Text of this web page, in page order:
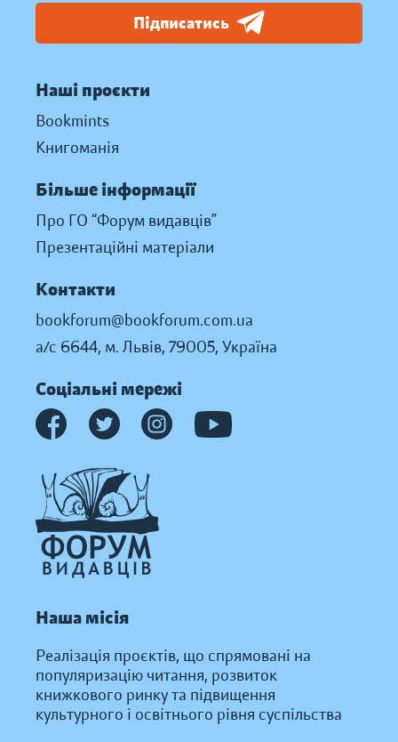
Підписатись
Наші проєкти
Bookmints
Книгоманія
Більше інформації
Про ГО “Форум видавців”
Презентаційні матеріали
Контакти
bookforum@bookforum.com.ua
а/с 6644, м. Львів, 79005, Україна
Соціальні мережі
Наша місія
Реалізація проєктів, що спрямовані на
популяризацію читання, розвиток
книжкового ринку та підвищення
культурного і освітнього рівня суспільства